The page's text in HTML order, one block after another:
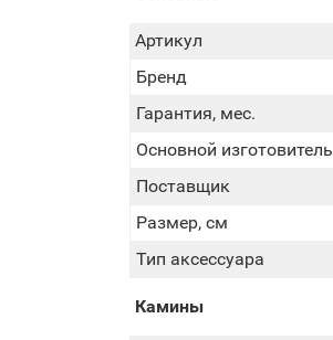
Артикул
Бренд
Гарантия, мес.
Основной изготовитель
Поставщик
Размер, см
Тип аксессуара
Камины